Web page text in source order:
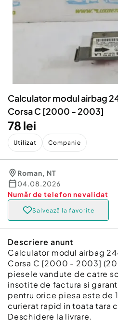
Servicii
Animale de companie
Afaceri și echipamente
Inchiriere Bunuri si Vehicule
Utilaje agricole si
Piese auto si accesorii
Calculator modul airbag
Corsa C [2000 - 2003]
78 lei
Utilizat Companie
Roman, NT
04.08.2026
Număr de telefon nevalidat
Salvează la favorite
Descriere anunt
Calculator modul airbag
Corsa C [2000 - 2003]
piesele vandute de catre
insotite de factura si
pentru orice piesa este de
curierat rapid in toata tara
Deschidere la livrare.